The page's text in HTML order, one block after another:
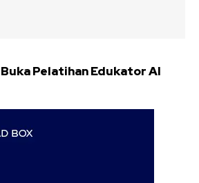
Pelatihan Edukator AI